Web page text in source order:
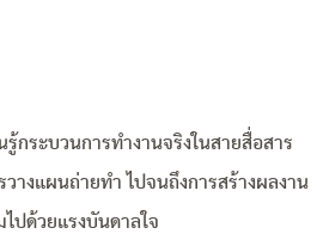
กระบวนการทำงานจริงในสายสื่อสาร
างแผนถ่ายทำ ไปจนถึงการสร้างผลงาน
ปด้วยแรงบันดาลใจ